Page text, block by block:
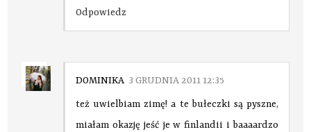
Odpowiedz
DOMINIKA 3 GRUDNIA 2011 12:35
też uwielbiam zimę! a te bułeczki są pyszne,
miałam okazję jeść je w finlandii i baaaardzo